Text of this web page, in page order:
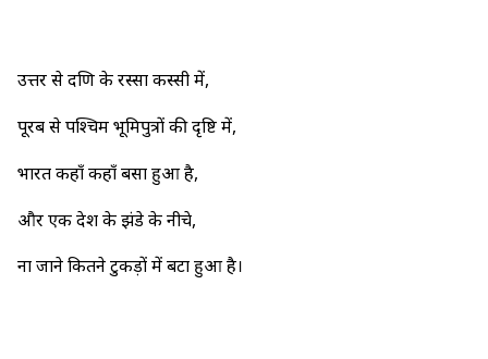
उत्तर से दक्षिण के रस्सा कस्सी में,
पूरब से पश्चिम भूमिपुत्रों की दृष्टि में,
भारत कहाँ कहाँ बसा हुआ है,
और एक देश के झंडे के नीचे,
ना जाने कितने टुकड़ों में बटा हुआ है।